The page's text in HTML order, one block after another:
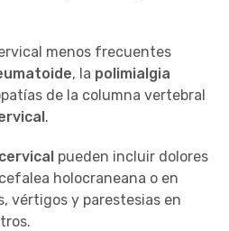
menos frecuentes
, la polimialgia
de la columna vertebral
.
pueden incluir dolores
holocraneana o en
vértigos y parestesias en